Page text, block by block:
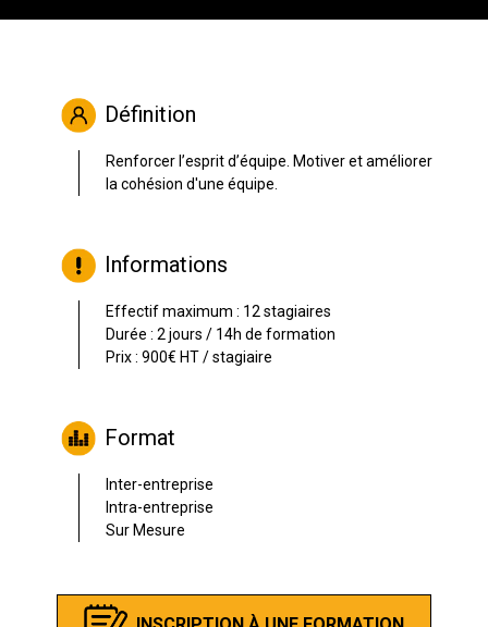
Définition
Renforcer l’esprit d’équipe. Motiver et améliorer
la cohésion d'une équipe.
Informations
Effectif maximum : 12 stagiaires
Durée : 2 jours / 14h de formation
Prix : 900€ HT / stagiaire
Format
Inter-entreprise
Intra-entreprise
Sur Mesure